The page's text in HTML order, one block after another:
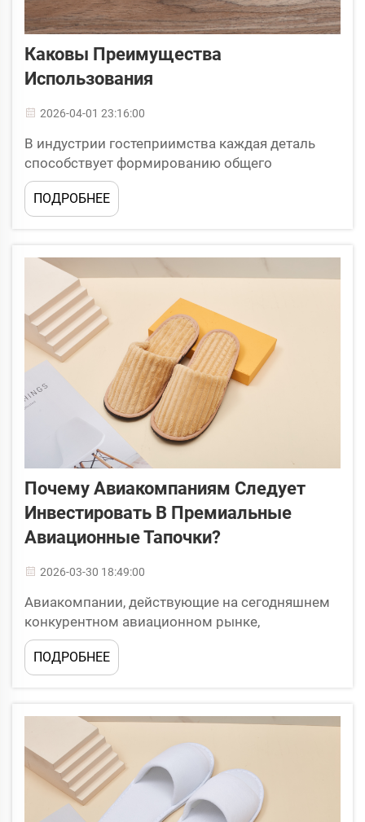
Каковы Преимущества
Использования
2026-04-01 23:16:00
В индустрии гостеприимства каждая деталь
способствует формированию общего
впечатления гостя, и одним из часто
упускаемых из виду, но при этом играющим
важную роль элементов является обувь,
Одноразовые гостиничные тапочки стали
стандартным удобством в профильных...
ПОДРОБНЕЕ
Почему Авиакомпаниям Следует
Инвестировать В Премиальные
Авиационные Тапочки?
2026-03-30 18:49:00
Авиакомпании, действующие на сегодняшнем
конкурентном авиационном рынке,
испытывают растущее давление, связанное с
необходимостью дифференциации своих услуг
при одновременном обеспечении
удовлетворённости пассажиров. Решение
инвестировать в премиальные авиационные
тапочки представляет собой стратегическую
возможность...
ПОДРОБНЕЕ